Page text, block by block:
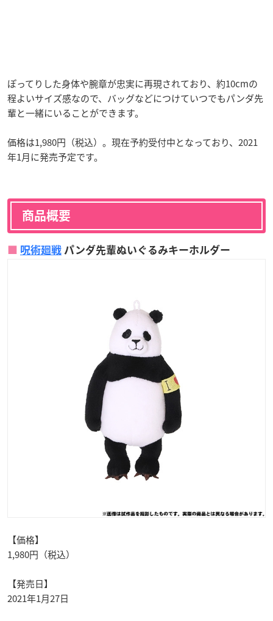
ぽってりした身体や腕章が忠実に再現されており、約10cmの
程よいサイズ感なので、バッグなどにつけていつでもパンダ先
輩と一緒にいることができます。
価格は1,980円（税込）。現在予約受付中となっており、2021
年1月に発売予定です。
商品概要
呪術廻戦 パンダ先輩ぬいぐるみキーホルダー
【価格】
1,980円（税込）
【発売日】
2021年1月27日